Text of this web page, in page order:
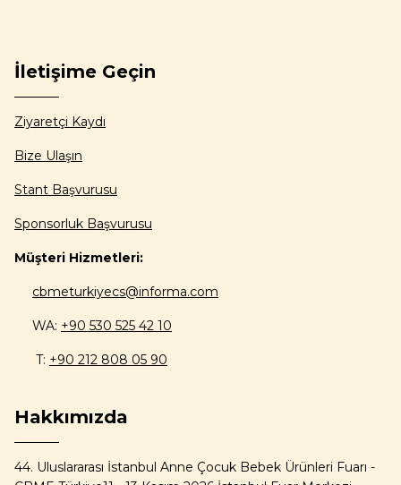
İletişime Geçin
Ziyaretçi Kaydı
Bize Ulaşın
Stant Başvurusu
Sponsorluk Başvurusu
Müşteri Hizmetleri:
cbmeturkiyecs@informa.com
WA: +90 530 525 42 10
T: +90 212 808 05 90
Hakkımızda
44. Uluslararası İstanbul Anne Çocuk Bebek Ürünleri Fuarı -